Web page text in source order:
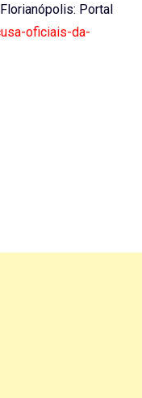
Portal
oficiais-da-